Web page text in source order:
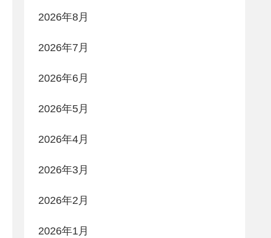
2026年8月
2026年7月
2026年6月
2026年5月
2026年4月
2026年3月
2026年2月
2026年1月